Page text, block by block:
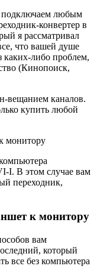
подключаем любым
конвертер в
я рассматривал
что вашей душе
каких-либо проблем,
(Кинопоиск,
вещанием каналов.
купить любой
I. В этом случае вам
переходник,
к монитору
вам
который
все без компьютера